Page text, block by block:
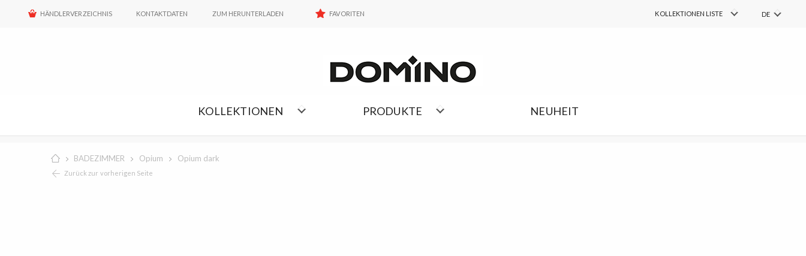
HÄNDLERVERZEICHNIS KONTAKTDATEN ZUM HERUNTERLADEN FAVORITEN KOLLEKTIONEN LISTE
DE
KOLLEKTIONEN PRODUKTE NEUHEIT
BADEZIMMER Opium Opium dark
Zurück zur vorherigen Seite